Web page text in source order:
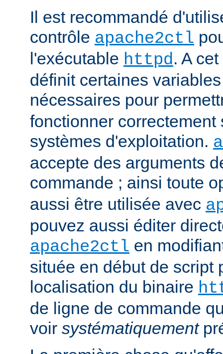
Il est recommandé
contrôle apache2ctl
l'exécutable httpd. A
définit certaines
nécessaires pour
fonctionner correctement
systèmes d'exploitation.
accepte des arguments
commande ; ainsi toute
aussi être utilisée avec
pouvez aussi éditer
apache2ctl en
située en début de script
localisation du binaire
de ligne de commande
voir systématiquement